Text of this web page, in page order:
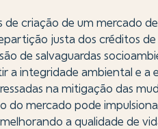
de criação de um mercado
justa dos créditos
de salvaguardas
a integridade ambiental e a
na mitigação das
do mercado pode
a qualidade de